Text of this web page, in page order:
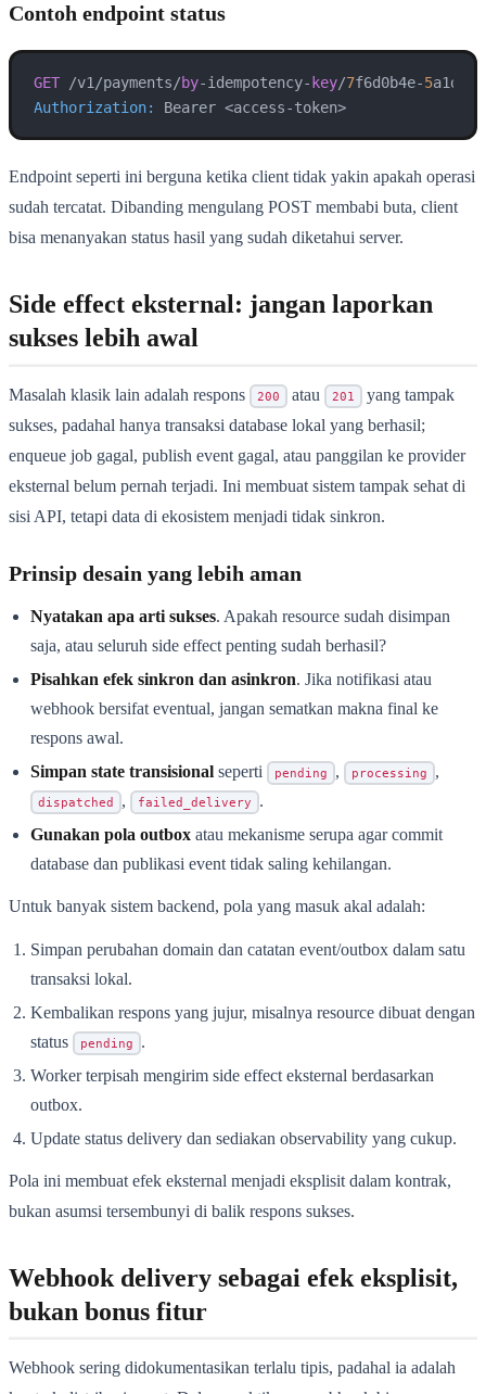
Contoh endpoint status
GET /v1/payments/by-idempotency- key/7f6d0b4e-5a1d-
Authorization:
Bearer <access-token>
Endpoint seperti ini berguna ketika client tidak yakin apakah operasi
sudah tercatat. Dibanding mengulang POST membabi buta, client
bisa menanyakan status hasil yang sudah diketahui server.
Side effect eksternal: jangan laporkan
sukses lebih awal
Masalah klasik lain adalah respons 200 atau 201
yang tampak
sukses, padahal hanya transaksi database lokal yang berhasil;
enqueue job gagal, publish event gagal, atau panggilan ke provider
eksternal belum pernah terjadi. Ini membuat sistem tampak sehat di
sisi API, tetapi data di ekosistem menjadi tidak sinkron.
Prinsip desain yang lebih aman
Nyatakan apa arti sukses. Apakah resource sudah disimpan
saja, atau seluruh side effect penting sudah berhasil?
Pisahkan efek sinkron dan asinkron. Jika notifikasi atau
webhook bersifat eventual, jangan sematkan makna final ke
respons awal.
Simpan state transisional seperti pending , processing ,
dispatched , failed_delivery
.
Gunakan pola outbox atau mekanisme serupa agar commit
database dan publikasi event tidak saling kehilangan.
Untuk banyak sistem backend, pola yang masuk akal adalah:
Simpan perubahan domain dan catatan event/outbox dalam satu
transaksi lokal.
Kembalikan respons yang jujur, misalnya resource dibuat dengan
status
pending
.
Worker terpisah mengirim side effect eksternal berdasarkan
outbox.
Update status delivery dan sediakan observability yang cukup.
Pola ini membuat efek eksternal menjadi eksplisit dalam kontrak,
bukan asumsi tersembunyi di balik respons sukses.
Webhook delivery sebagai efek eksplisit,
bukan bonus fitur
Webhook sering didokumentasikan terlalu tipis, padahal ia adalah